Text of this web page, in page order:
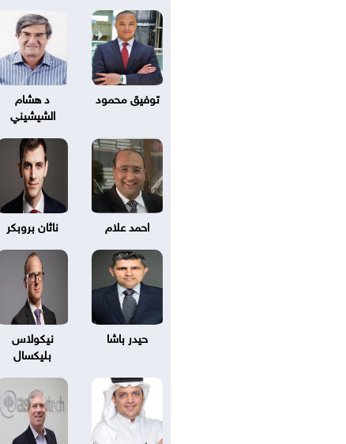
توفيق محمود
د هشام
الشيشيني
احمد علام ناثان بروبكر
حيدر باشا
نيكولاس
بليكسال